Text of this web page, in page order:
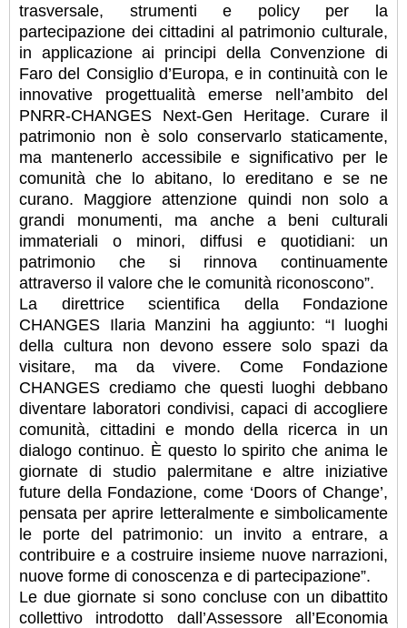
trasversale, strumenti e policy per la
partecipazione dei cittadini al patrimonio culturale,
in applicazione ai principi della Convenzione di
Faro del Consiglio d’Europa, e in continuità con le
innovative progettualità emerse nell’ambito del
PNRR-CHANGES Next-Gen Heritage. Curare il
patrimonio non è solo conservarlo staticamente,
ma mantenerlo accessibile e significativo per le
comunità che lo abitano, lo ereditano e se ne
curano. Maggiore attenzione quindi non solo a
grandi monumenti, ma anche a beni culturali
immateriali o minori, diffusi e quotidiani: un
patrimonio che si rinnova continuamente
attraverso il valore che le comunità riconoscono”.
La direttrice scientifica della Fondazione
CHANGES Ilaria Manzini ha aggiunto: “I luoghi
della cultura non devono essere solo spazi da
visitare, ma da vivere. Come Fondazione
CHANGES crediamo che questi luoghi debbano
diventare laboratori condivisi, capaci di accogliere
comunità, cittadini e mondo della ricerca in un
dialogo continuo. È questo lo spirito che anima le
giornate di studio palermitane e altre iniziative
future della Fondazione, come ‘Doors of Change’,
pensata per aprire letteralmente e simbolicamente
le porte del patrimonio: un invito a entrare, a
contribuire e a costruire insieme nuove narrazioni,
nuove forme di conoscenza e di partecipazione”.
Le due giornate si sono concluse con un dibattito
collettivo introdotto dall’Assessore all’Economia